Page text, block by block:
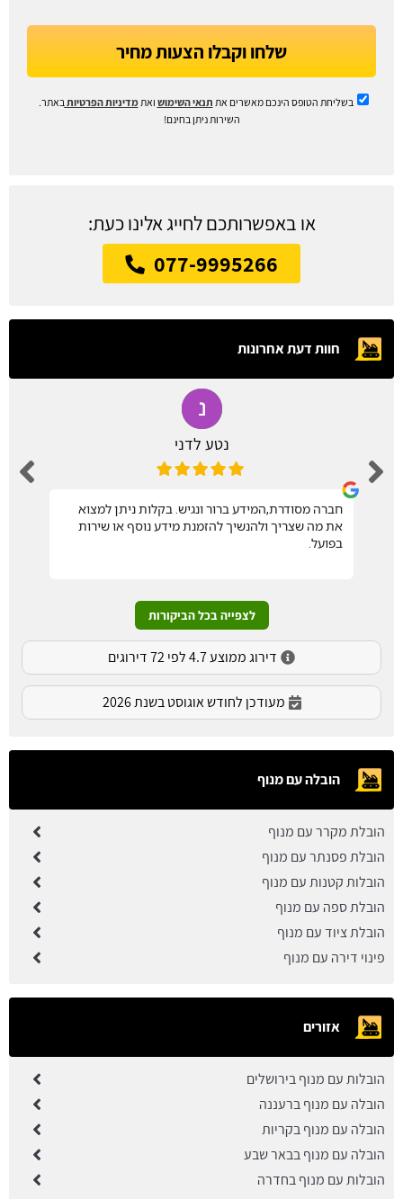
שלחו וקבלו הצעות מחיר
בשליחת הטופס הינכם מאשרים את תנאי השימוש ואתמדיניות הפרטיותבאתר.
השירות ניתן בחינם!
או באפשרותכם לחייג אלינו כעת:
077-9995266
חוות דעת אחרונות
נטע לדני
חברה מסודרת,המידע ברור ונגיש. בקלות ניתן למצוא
את מה שצריך ולהנשיך להזמנת מידע נוסף או שירות
בפועל.
לצפייה בכל הביקורות
דירוג ממוצע 4.7 לפי 72 דירוגים
מעודכן לחודש אוגוסט בשנת 2026
הובלה עם מנוף
הובלת מקרר עם מנוף
הובלת פסנתר עם מנוף
הובלות קטנות עם מנוף
הובלת ספה עם מנוף
הובלת ציוד עם מנוף
פינוי דירה עם מנוף
אזורים
הובלות עם מנוף בירושלים
הובלה עם מנוף ברעננה
הובלה עם מנוף בקריות
הובלה עם מנוף בבאר שבע
הובלות עם מנוף בחדרה